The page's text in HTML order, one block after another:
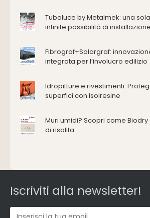
Cappe d'aspirazione
Consolidamento
Deumidificazione
Energie rinnovabili
Ferramenta e fissaggi
Impianti idrici e depurazione
Impianti termici e climatizzazione
Materiali da costruzione
Pareti esterne e facciate
Pareti Interne
Tuboluce by Metalmek: una
infinite possibilità di installazione
Fibrograf+Solargraf:
integrata per l’involucro edilizio
Idropitture e rivestimenti:
superfici con Isolresine
Muri umidi? Scopri come Biodry
di risalita
Iscriviti alla newsletter!